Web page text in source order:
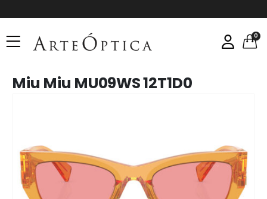
0
Miu Miu MU09WS 12T1D0